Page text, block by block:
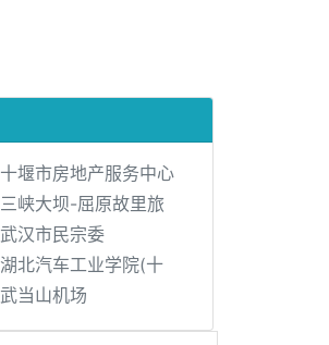
十堰市房地产服务中心
三峡大坝-屈原故里旅
武汉市民宗委
湖北汽车工业学院(十
武当山机场